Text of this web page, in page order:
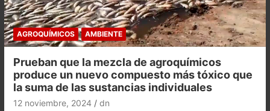
AGROQUÍMICOS AMBIENTE
Prueban que la mezcla de agroquímicos
produce un nuevo compuesto más tóxico que
la suma de las sustancias individuales
12 noviembre, 2024 dn